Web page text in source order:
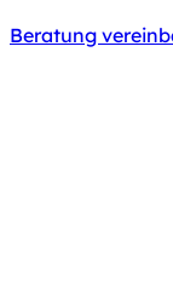
Beratung